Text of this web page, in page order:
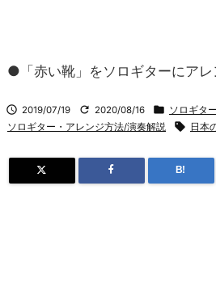
●「赤い靴」をソロギターにア
 2019/07/19  2020/08/16  ソロギタ
ソロギター・アレンジ方法/演奏解説
 日本
B!